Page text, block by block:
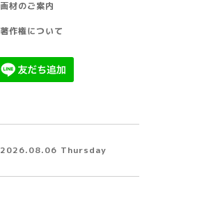
画材のご案内
著作権について
2026.08.06 Thursday